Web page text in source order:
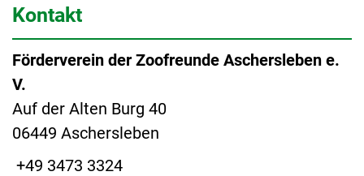
Kontakt
Förderverein der Zoofreunde Aschersleben e.
V.
Auf der Alten Burg 40
06449 Aschersleben
+49 3473 3324